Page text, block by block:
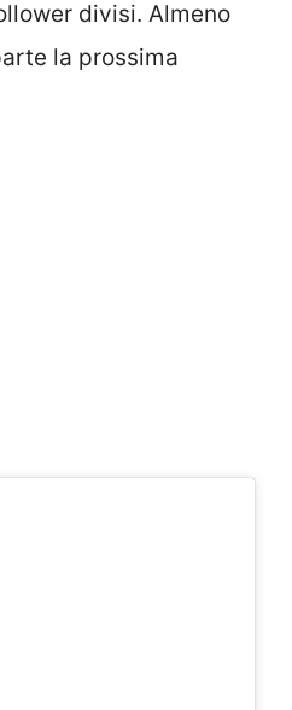
divisi. Almeno
la prossima